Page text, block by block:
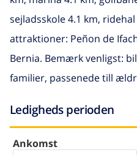
sejladsskole 4.1 km,
attraktioner: Peñon de
Bernia. Bemærk venligst:
familier, passenede till
Ledigheds perioden
Ankomst